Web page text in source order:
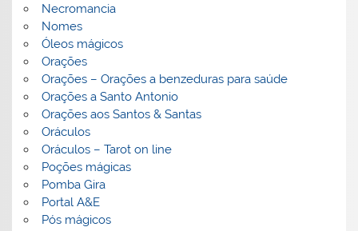
Necromancia
Nomes
Óleos mágicos
Orações
Orações – Orações a benzeduras para saúde
Orações a Santo Antonio
Orações aos Santos & Santas
Oráculos
Oráculos – Tarot on line
Poções mágicas
Pomba Gira
Portal A&E
Pós mágicos